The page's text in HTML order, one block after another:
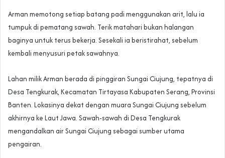
Arman memotong setiap batang padi menggunakan arit, lalu ia
tumpuk di pematang sawah. Terik matahari bukan halangan
baginya untuk terus bekerja. Sesekali ia beristirahat, sebelum
kembali menyusuri petak sawahnya.
Lahan milik Arman berada di pinggiran Sungai Ciujung, tepatnya di
Desa Tengkurak, Kecamatan Tirtayasa Kabupaten Serang, Provinsi
Banten. Lokasinya dekat dengan muara Sungai Ciujung sebelum
akhirnya ke Laut Jawa. Sawah-sawah di Desa Tengkurak
mengandalkan air Sungai Ciujung sebagai sumber utama
pengairan.